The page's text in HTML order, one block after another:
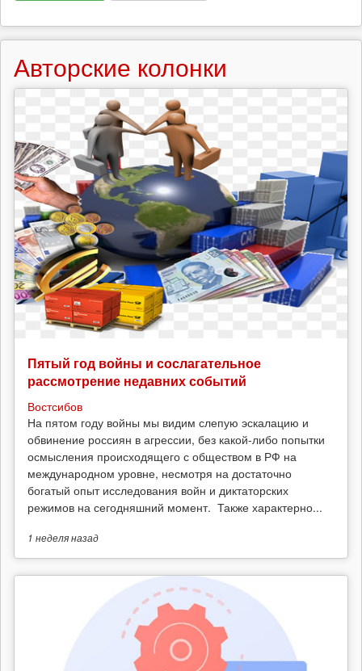
Авторские колонки
Пятый год войны и сослагательное
рассмотрение недавних событий
Востсибов
На пятом году войны мы видим слепую эскалацию и
обвинение россиян в агрессии, без какой-либо попытки
осмысления происходящего с обществом в РФ на
международном уровне, несмотря на достаточно
богатый опыт исследования войн и диктаторских
режимов на сегодняшний момент. Также характерно...
1 неделяназад